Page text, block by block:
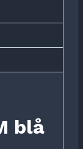
blå